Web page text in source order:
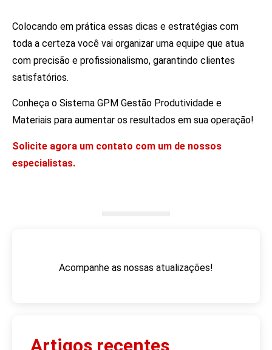
Colocando em prática essas dicas e estratégias com
toda a certeza você vai organizar uma equipe que atua
com precisão e profissionalismo, garantindo clientes
satisfatórios.
Conheça o Sistema GPM Gestão Produtividade e
Materiais para aumentar os resultados em sua operação!
Solicite agora um contato com um de nossos
especialistas.
Acompanhe as nossas atualizações!
Artigos recentes